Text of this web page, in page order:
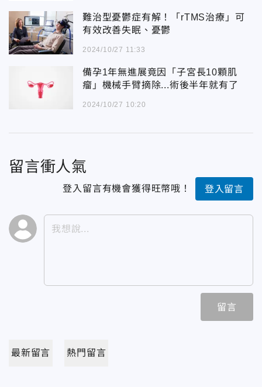
難治型憂鬱症有解！「rTMS治療」可
有效改善失眠、憂鬱
2024/10/27 11:33
備孕1年無進展竟因「子宮長10顆肌
瘤」機械手臂摘除...術後半年就有了
2024/10/27 10:20
留言衝人氣
登入留言有機會獲得旺幣哦！ 登入留言
留言
最新留言 熱門留言